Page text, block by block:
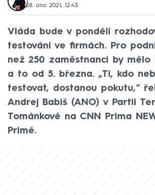
28. úno 2021, 12:43
Vláda bude v pondělí
testování ve firmách. Pro
než 250 zaměstnanci by mělo
a to od 5. března. „Ti, kdo
testovat, dostanou pokutu,“
Andrej Babiš (ANO) v Partii
Tománkové na CNN Prima
Primě.